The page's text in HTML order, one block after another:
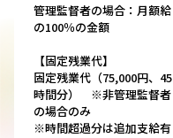
管理監督者の場合：月額給
の100％の金額
【固定残業代】
固定残業代（75,000円、45
時間分） ※非管理監督者
の場合のみ
※時間超過分は追加支給有